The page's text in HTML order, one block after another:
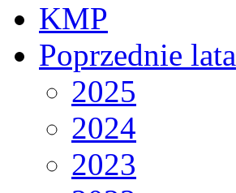
KMP
Poprzednie lata
2025
2024
2023